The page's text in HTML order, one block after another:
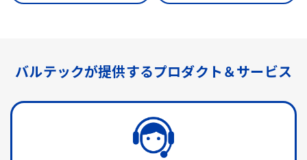
バルテックが提供するプロダクト＆サービス